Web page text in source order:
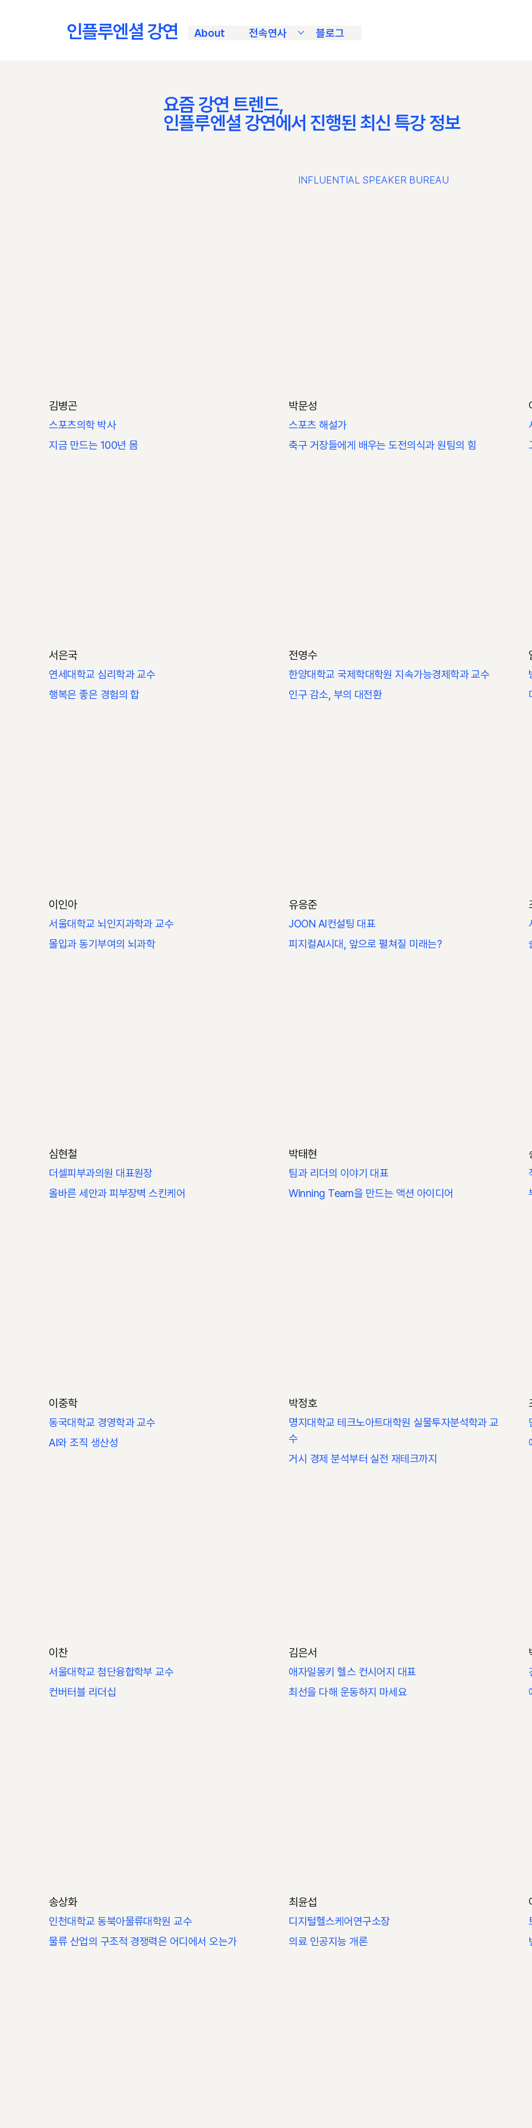
인플루엔셜 강연 About 전속연사 블로그
요즘 강연 트렌드,
​인플루엔셜 강연에서 진행된 최신 특강 정보
INFLUENTIAL SPEAKER BUREAU
김병곤
스포츠의학 박사
지금 만드는 100년 몸
박문성
스포츠 해설가
축구 거장들에게 배우는 도전의식과 원팀의 힘
서은국
연세대학교 심리학과 교수
행복은 좋은 경험의 합
전영수
한양대학교 국제학대학원 지속가능경제학과 교수
인구 감소, 부의 대전환
이인아
서울대학교 뇌인지과학과 교수
몰입과 동기부여의 뇌과학
유응준
JOON AI컨설팅 대표
피지컬AI시대, 앞으로 펼쳐질 미래는?
심현철
더셀피부과의원 대표원장
올바른 세안과 피부장벽 스킨케어
박태현
팀과 리더의 이야기 대표
Winning Team을 만드는 액션 아이디어
이중학
동국대학교 경영학과 교수
AI와 조직 생산성
박정호
명지대학교 테크노아트대학원 실물투자분석학과 교
수
거시 경제 분석부터 실전 재테크까지
이찬
서울대학교 첨단융합학부 교수
컨버터블 리더십
김은서
애자일몽키 헬스 컨시어지 대표
최선을 다해 운동하지 마세요
송상화
인천대학교 동북아물류대학원 교수
물류 산업의 구조적 경쟁력은 어디에서 오는가
최윤섭
디지털헬스케어연구소장
의료 인공지능 개론